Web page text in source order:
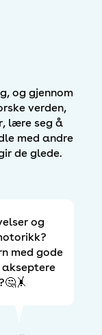
og gjennom
verden,
lære seg å
med andre
de glede.
og
med gode